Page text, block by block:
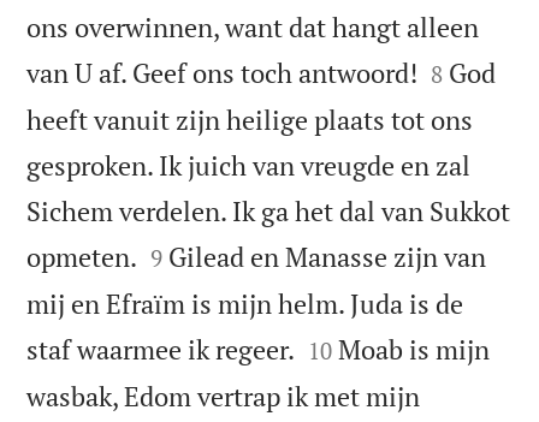
ons overwinnen, want dat hangt alleen
van U af. Geef ons toch antwoord! 

8 God
heeft vanuit zijn heilige plaats tot ons
gesproken. Ik juich van vreugde en zal
Sichem verdelen. Ik ga het dal van Sukkot
opmeten. 

9 Gilead en Manasse zijn van
mij en Efraïm is mijn helm. Juda is de
staf waarmee ik regeer. 

10 Moab is mijn
wasbak, Edom vertrap ik met mijn